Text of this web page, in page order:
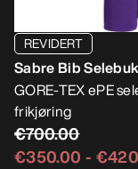
REVIDERT
Sabre Bib
GORE-TEX ePE
frikjøring
€700.00
€350.00 -